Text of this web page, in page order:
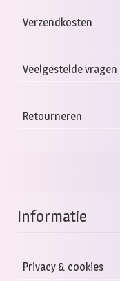
Verzendkosten
Veelgestelde vragen
Retourneren
Informatie
Privacy & cookies